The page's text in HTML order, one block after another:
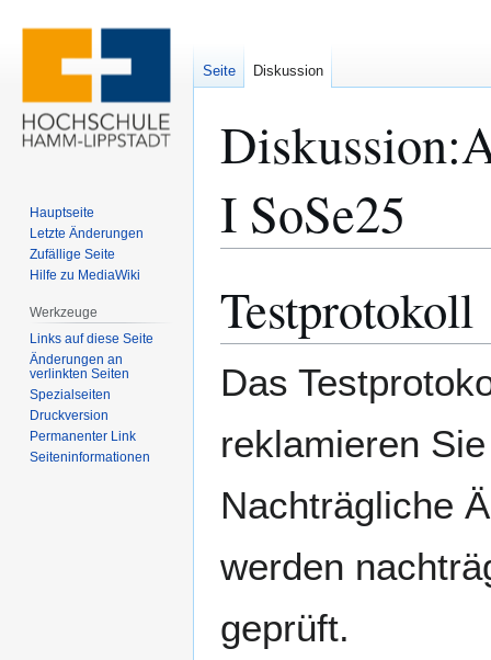
Diskussion:
I SoSe25
Navigation
Suche
Testprotokoll
Das
reklamieren
Nachträgliche
werden
geprüft.
Seite Diskussion
Hauptseite
Letzte Änderungen
Zufällige Seite
Hilfe zu MediaWiki
Werkzeuge
Links auf diese Seite
Änderungen an
verlinkten Seiten
Spezialseiten
Druckversion
Permanenter Link
Seiten­­informationen